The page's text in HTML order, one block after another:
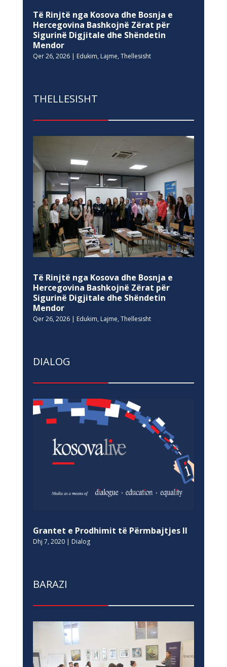
Të Rinjtë nga Kosova dhe Bosnja e
Hercegovina Bashkojnë Zërat për
Sigurinë Digjitale dhe Shëndetin
Mendor
Qer 26, 2026| Edukim, Lajme, Thellesisht
THELLESISHT
Të Rinjtë nga Kosova dhe Bosnja e
Hercegovina Bashkojnë Zërat për
Sigurinë Digjitale dhe Shëndetin
Mendor
Qer 26, 2026| Edukim, Lajme, Thellesisht
DIALOG
Grantet e Prodhimit të Përmbajtjes II
Dhj 7, 2020| Dialog
BARAZI